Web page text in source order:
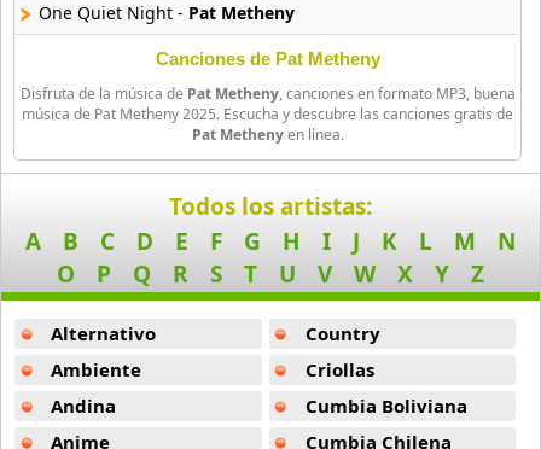
Jazz Tangeros
9 músicas online
Jessy J
Ladies Choice
10 músicas online
Lonely Heart 2
Louis Armstrong
One Quiet Night - Pat Metheny
Pat Metheny
We Had A Sister -Pat Metheny
Don T Know Why -Pat Metheny
Afternoon -
Pat Metheny
April Joy -Pat Metheny
Night Away -Pat Metheny
Capricorn -Pat Metheny
Canciones de Pat Metheny
Disfruta de la música de Pat Metheny, canciones en formato MP3, buena
música de Pat Metheny 2025. Escucha y descubre las canciones gratis de
Pat Methenyen línea.
Todos los artistas:
A
B C D E F G H I J K L M
N
O
P Q R S T U V W X Y Z
Alternativo
Ambiente
Andina
Anime
Country
Criollas
Cumbia Boliviana
Cumbia Chilena